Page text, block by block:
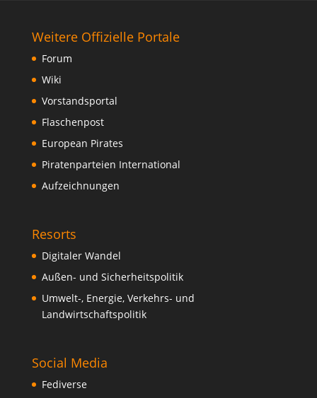
Weitere Offizielle Portale
Forum
Wiki
Vorstandsportal
Flaschenpost
European Pirates
Piratenparteien International
Aufzeichnungen
Resorts
Digitaler Wandel
Außen- und Sicherheitspolitik
Umwelt-, Energie, Verkehrs- und
Landwirtschaftspolitik
Social Media
Fediverse